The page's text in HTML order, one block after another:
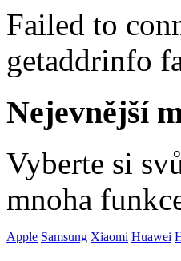
Failed to
getaddrinfo
Nejevnější
Vyberte si
mnoha
Apple Samsung Xiaomi Huawei